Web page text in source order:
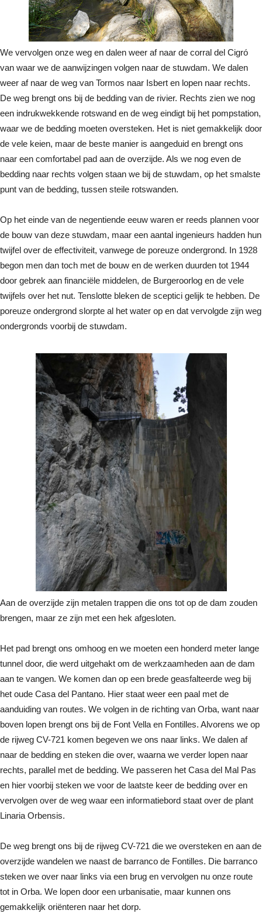
We vervolgen onze weg en dalen weer af naar de corral del Cigró
van waar we de aanwijzingen volgen naar de stuwdam. We dalen
weer af naar de weg van Tormos naar Isbert en lopen naar rechts.
De weg brengt ons bij de bedding van de rivier. Rechts zien we nog
een indrukwekkende rotswand en de weg eindigt bij het pompstation,
waar we de bedding moeten oversteken. Het is niet gemakkelijk door
de vele keien, maar de beste manier is aangeduid en brengt ons
naar een comfortabel pad aan de overzijde. Als we nog even de
bedding naar rechts volgen staan we bij de stuwdam, op het smalste
punt van de bedding, tussen steile rotswanden.
Op het einde van de negentiende eeuw waren er reeds plannen voor
de bouw van deze stuwdam, maar een aantal ingenieurs hadden hun
twijfel over de effectiviteit, vanwege de poreuze ondergrond. In 1928
begon men dan toch met de bouw en de werken duurden tot 1944
door gebrek aan financiële middelen, de Burgeroorlog en de vele
twijfels over het nut. Tenslotte bleken de sceptici gelijk te hebben. De
poreuze ondergrond slorpte al het water op en dat vervolgde zijn weg
ondergronds voorbij de stuwdam.
Aan de overzijde zijn metalen trappen die ons tot op de dam zouden
brengen, maar ze zijn met een hek afgesloten.
Het pad brengt ons omhoog en we moeten een honderd meter lange
tunnel door, die werd uitgehakt om de werkzaamheden aan de dam
aan te vangen. We komen dan op een brede geasfalteerde weg bij
het oude Casa del Pantano. Hier staat weer een paal met de
aanduiding van routes. We volgen in de richting van Orba, want naar
boven lopen brengt ons bij de Font Vella en Fontilles. Alvorens we op
de rijweg CV-721 komen begeven we ons naar links. We dalen af
naar de bedding en steken die over, waarna we verder lopen naar
rechts, parallel met de bedding. We passeren het Casa del Mal Pas
en hier voorbij steken we voor de laatste keer de bedding over en
vervolgen over de weg waar een informatiebord staat over de plant
Linaria Orbensis.
De weg brengt ons bij de rijweg CV-721 die we oversteken en aan de
overzijde wandelen we naast de barranco de Fontilles. Die barranco
steken we over naar links via een brug en vervolgen nu onze route
tot in Orba. We lopen door een urbanisatie, maar kunnen ons
gemakkelijk oriënteren naar het dorp.